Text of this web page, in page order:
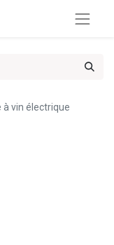
vin électrique